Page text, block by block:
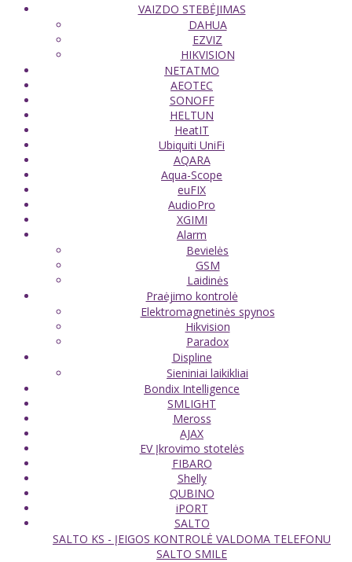
VAIZDO STEBĖJIMAS
DAHUA
EZVIZ
HIKVISION
NETATMO
AEOTEC
SONOFF
HELTUN
HeatIT
Ubiquiti UniFi
AQARA
Aqua-Scope
euFIX
AudioPro
XGIMI
Alarm
Bevielės
GSM
Laidinės
Praėjimo kontrolė
Elektromagnetinės spynos
Hikvision
Paradox
Displine
Sieniniai laikikliai
Bondix Intelligence
SMLIGHT
Meross
AJAX
EV Įkrovimo stotelės
FIBARO
Shelly
QUBINO
iPORT
SALTO
SALTO KS - ĮEIGOS KONTROLĖ VALDOMA TELEFONU
SALTO SMILE